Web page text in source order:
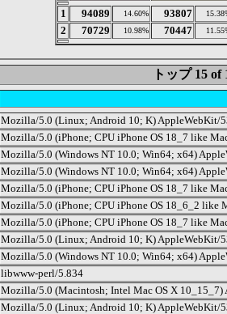
1
94089 14.60% 93807
2 70729 10.98% 70447
トップ 15
Mozilla/5.0 (Linux; Android 10; K) AppleWebKit/
Mozilla/5.0 (iPhone; CPU iPhone OS 18_7 like
Mozilla/5.0 (Windows NT 10.0; Win64; x64)
Mozilla/5.0 (Windows NT 10.0; Win64; x64)
Mozilla/5.0 (iPhone; CPU iPhone OS 18_7 like
Mozilla/5.0 (iPhone; CPU iPhone OS 18_6_2 like
Mozilla/5.0 (iPhone; CPU iPhone OS 18_7 like
Mozilla/5.0 (Linux; Android 10; K) AppleWebKit/
Mozilla/5.0 (Windows NT 10.0; Win64; x64)
libwww-perl/5.834
Mozilla/5.0 (Macintosh; Intel Mac OS X
Mozilla/5.0 (Linux; Android 10; K) AppleWebKit/